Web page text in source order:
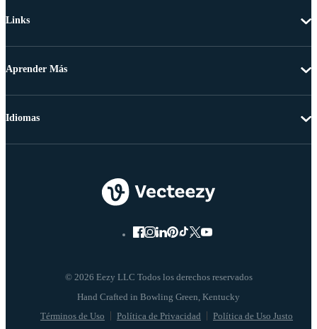
Links
Aprender Más
© 2026 Eezy LLC Todos los derechos reservados
Términos de Uso Política de Privacidad Política de Uso Justo
Idiomas